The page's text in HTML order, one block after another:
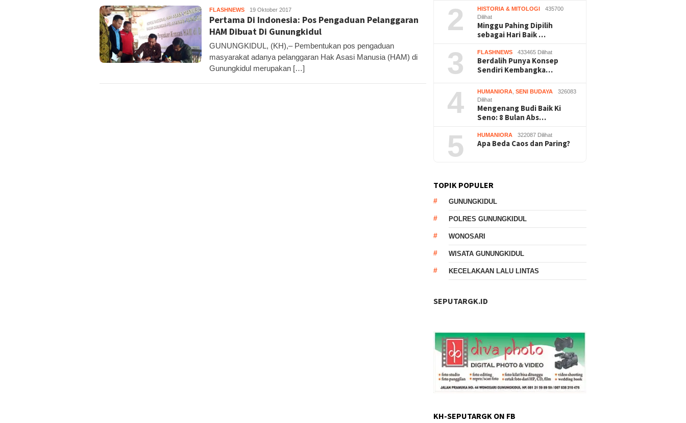
FLASHNEWS Kandar
19 Oktober 2017
Pertama Di Indonesia: Pos Pengaduan Pelanggaran
HAM Dibuat Di Gunungkidul
GUNUNGKIDUL, (KH),– Pembentukan pos pengaduan
masyarakat adanya pelanggaran Hak Asasi Manusia (HAM) di
Gunungkidul merupakan […]
2 HISTORIA & MITOLOGI
435700
Dilihat
Minggu Pahing Dipilih
sebagai Hari Baik …
3 FLASHNEWS 433465 Dilihat
Berdalih Punya Konsep
Sendiri Kembangka…
4 HUMANIORA ,SENI BUDAYA
326083
Dilihat
Mengenang Budi Baik Ki
Seno: 8 Bulan Abs…
5 HUMANIORA 322087 Dilihat
Apa Beda Caos dan Paring?
TOPIK POPULER
GUNUNGKIDUL
POLRES GUNUNGKIDUL
WONOSARI
WISATA GUNUNGKIDUL
KECELAKAAN LALU LINTAS
SEPUTARGK.ID
KH-SEPUTARGK ON FB